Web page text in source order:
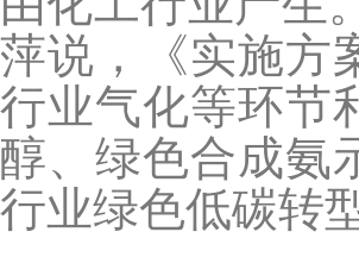
萍说，《实施方
行业气化等环节
醇、绿色合成氨
行业绿色低碳转